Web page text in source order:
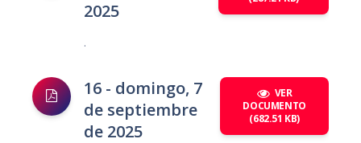
2025
.
16 - domingo, 7
de septiembre
de 2025
VER
DOCUMENTO
(682.51 KB)